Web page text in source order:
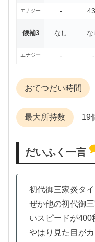
エナジー -
候補3 なし
な
エナジー - -
おてつだい時間
最大所持数 19
だいふく一言
初代御三家炎タ
ぜか他の初代御
いスピードが400
やはり見た目が